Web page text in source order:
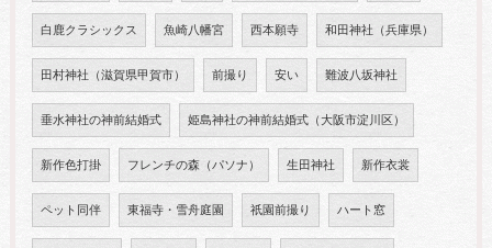
白鹿クラシックス 魚崎八幡宮 西本願寺 和田神社（兵庫県）
田村神社（滋賀県甲賀市） 前撮り 安い 難波八坂神社
垂水神社の神前結婚式 姫島神社の神前結婚式（大阪市淀川区）
新作色打掛 フレンチの森（パソナ） 生田神社 新作衣裳
ペット同伴 東福寺・雪舟庭園 祇園前撮り ハート窓